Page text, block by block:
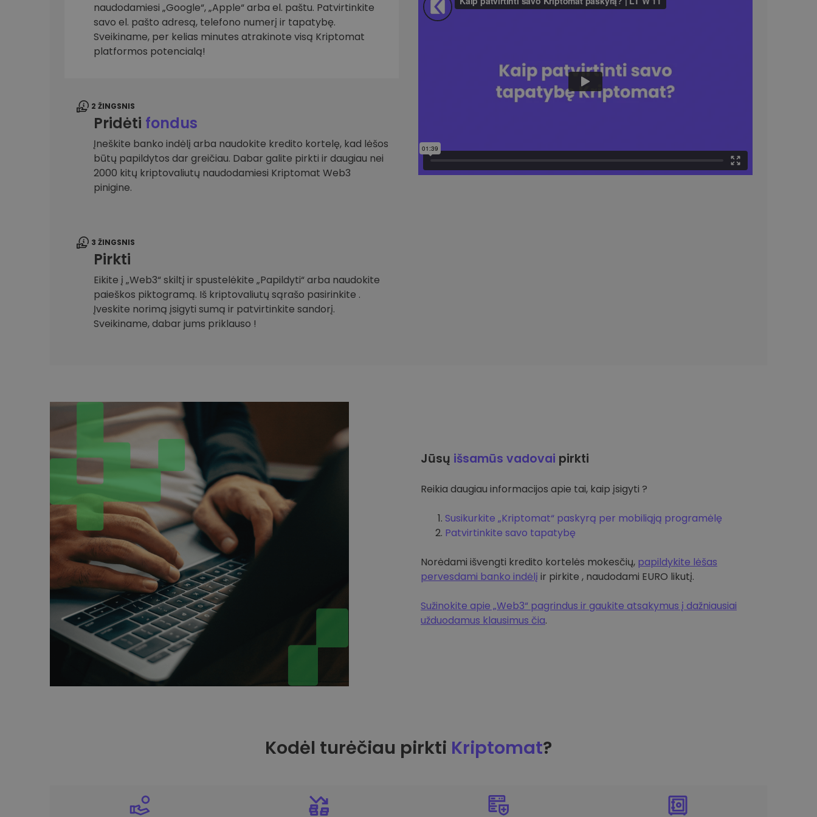
Investicijų tyrinėtojas
Rask savo kripto strategiją
naudodamiesi „Google“, „Apple“ arba el. paštu. Patvirtinkite
savo el. pašto adresą, telefono numerį ir tapatybę.
Sveikiname, per kelias minutes atrakinote visą Kriptomat
platformos potencialą!
2 ŽINGSNIS
Pridėti fondus
Įneškite banko indėlį arba naudokite kredito kortelę, kad lėšos
būtų papildytos dar greičiau. Dabar galite pirkti ir daugiau nei
2000 kitų kriptovaliutų naudodamiesi Kriptomat Web3
pinigine.
3 ŽINGSNIS
Pirkti
Eikite į „Web3“ skiltį ir spustelėkite „Papildyti“ arba naudokite
paieškos piktogramą. Iš kriptovaliutų sąrašo pasirinkite .
Įveskite norimą įsigyti sumą ir patvirtinkite sandorį.
Sveikiname, dabar jums priklauso !
Jūsų išsamūs vadovai pirkti
Reikia daugiau informacijos apie tai, kaip įsigyti ?
Susikurkite „Kriptomat“ paskyrą per mobiliąją programėlę
Patvirtinkite savo tapatybę
Norėdami išvengti kredito kortelės mokesčių, papildykite lėšas
pervesdami banko indėlį ir pirkite , naudodami EURO likutį.
Sužinokite apie „Web3“ pagrindus ir gaukite atsakymus į dažniausiai
užduodamus klausimus čia.
Kodėl turėčiau pirkti Kriptomat?